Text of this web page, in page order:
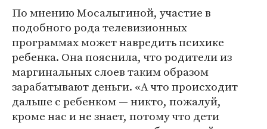
По мнению Мосалыгиной, участие в
подобного рода телевизионных
программах может навредить психике
ребенка. Она пояснила, что родители из
маргинальных слоев таким образом
зарабатывают деньги. «А что происходит
дальше с ребенком — никто, пожалуй,
кроме нас и не знает, потому что дети